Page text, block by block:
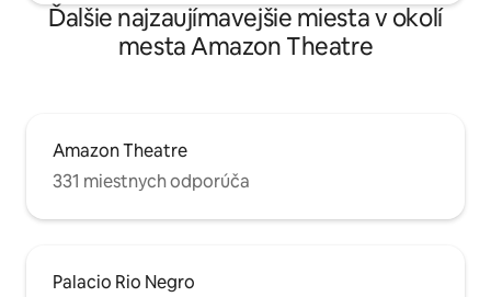
Ďalšie najzaujímavejšie miesta v okolí
mesta Amazon Theatre
Amazon Theatre
331 miestnych odporúča
Palacio Rio Negro